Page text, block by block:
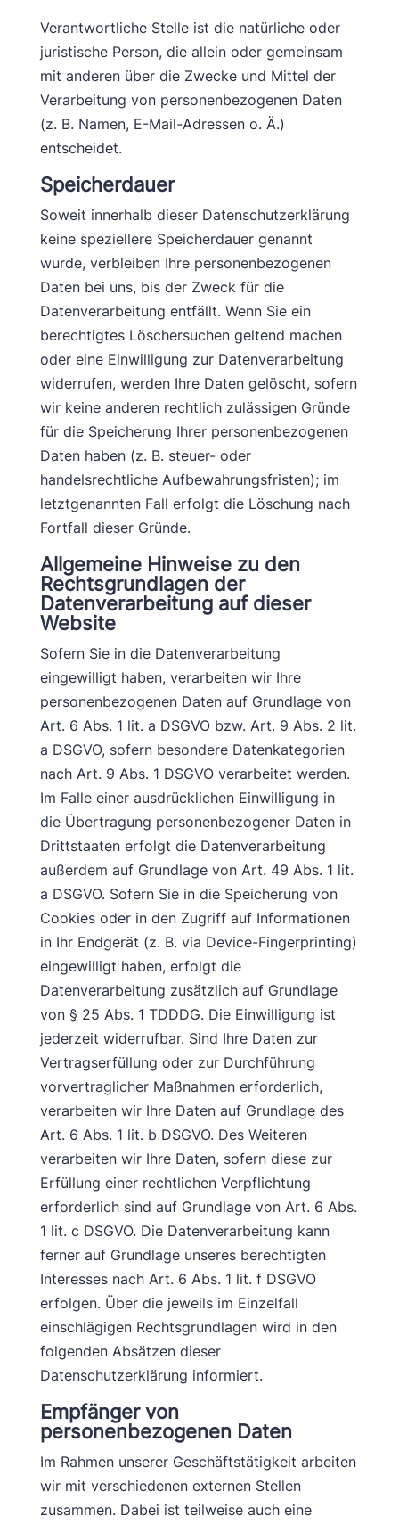
Verantwortliche Stelle ist die natürliche oder
juristische Person, die allein oder gemeinsam
mit anderen über die Zwecke und Mittel der
Verarbeitung von personenbezogenen Daten
(z. B. Namen, E-Mail-Adressen o. Ä.)
entscheidet.
Speicherdauer
Soweit innerhalb dieser Datenschutzerklärung
keine speziellere Speicherdauer genannt
wurde, verbleiben Ihre personenbezogenen
Daten bei uns, bis der Zweck für die
Datenverarbeitung entfällt. Wenn Sie ein
berechtigtes Löschersuchen geltend machen
oder eine Einwilligung zur Datenverarbeitung
widerrufen, werden Ihre Daten gelöscht, sofern
wir keine anderen rechtlich zulässigen Gründe
für die Speicherung Ihrer personenbezogenen
Daten haben (z. B. steuer- oder
handelsrechtliche Aufbewahrungsfristen); im
letztgenannten Fall erfolgt die Löschung nach
Fortfall dieser Gründe.
Allgemeine Hinweise zu den
Rechtsgrundlagen der
Datenverarbeitung auf dieser
Website
Sofern Sie in die Datenverarbeitung
eingewilligt haben, verarbeiten wir Ihre
personenbezogenen Daten auf Grundlage von
Art. 6 Abs. 1 lit. a DSGVO bzw. Art. 9 Abs. 2 lit.
a DSGVO, sofern besondere Datenkategorien
nach Art. 9 Abs. 1 DSGVO verarbeitet werden.
Im Falle einer ausdrücklichen Einwilligung in
die Übertragung personenbezogener Daten in
Drittstaaten erfolgt die Datenverarbeitung
außerdem auf Grundlage von Art. 49 Abs. 1 lit.
a DSGVO. Sofern Sie in die Speicherung von
Cookies oder in den Zugriff auf Informationen
in Ihr Endgerät (z. B. via Device-Fingerprinting)
eingewilligt haben, erfolgt die
Datenverarbeitung zusätzlich auf Grundlage
von § 25 Abs. 1 TDDDG. Die Einwilligung ist
jederzeit widerrufbar. Sind Ihre Daten zur
Vertragserfüllung oder zur Durchführung
vorvertraglicher Maßnahmen erforderlich,
verarbeiten wir Ihre Daten auf Grundlage des
Art. 6 Abs. 1 lit. b DSGVO. Des Weiteren
verarbeiten wir Ihre Daten, sofern diese zur
Erfüllung einer rechtlichen Verpflichtung
erforderlich sind auf Grundlage von Art. 6 Abs.
1 lit. c DSGVO. Die Datenverarbeitung kann
ferner auf Grundlage unseres berechtigten
Interesses nach Art. 6 Abs. 1 lit. f DSGVO
erfolgen. Über die jeweils im Einzelfall
einschlägigen Rechtsgrundlagen wird in den
folgenden Absätzen dieser
Datenschutzerklärung informiert.
Empfänger von
personenbezogenen Daten
Im Rahmen unserer Geschäftstätigkeit arbeiten
wir mit verschiedenen externen Stellen
zusammen. Dabei ist teilweise auch eine